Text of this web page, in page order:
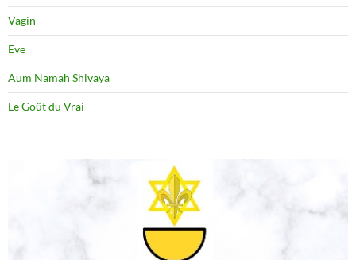
Vagin
Eve
Aum Namah Shivaya
Le Goût du Vrai